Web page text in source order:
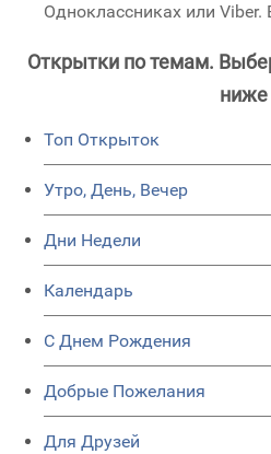
Одноклассниках или Viber.
Открытки по темам.
ниже
Топ Открыток
Утро, День, Вечер
Дни Недели
Календарь
C Днем Рождения
Добрые Пожелания
Для Друзей